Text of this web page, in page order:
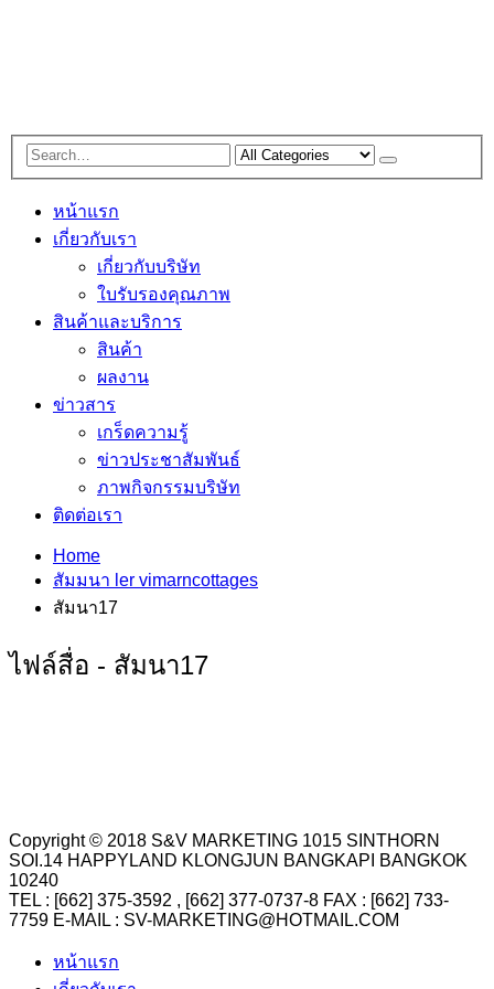
หน้าแรก
เกี่ยวกับเรา
เกี่ยวกับบริษัท
ใบรับรองคุณภาพ
สินค้าและบริการ
สินค้า
ผลงาน
ข่าวสาร
เกร็ดความรู้
ข่าวประชาสัมพันธ์
ภาพกิจกรรมบริษัท
ติดต่อเรา
Home
สัมมนา ler vimarncottages
สัมนา17
ไฟล์สื่อ - สัมนา17
Copyright © 2018 S&V MARKETING 1015 SINTHORN
SOI.14 HAPPYLAND KLONGJUN BANGKAPI BANGKOK
10240
TEL : [662] 375-3592 , [662] 377-0737-8 FAX : [662] 733-
7759 E-MAIL : SV-MARKETING@HOTMAIL.COM
หน้าแรก